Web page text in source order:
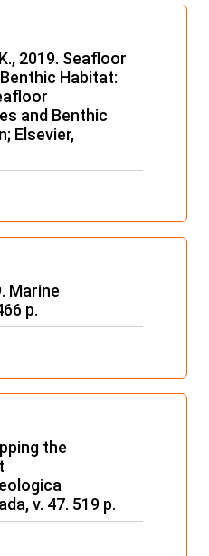
2019. Seafloor
Habitat:
and Benthic
Elsevier,
Marine
p.
the
v. 47. 519 p.